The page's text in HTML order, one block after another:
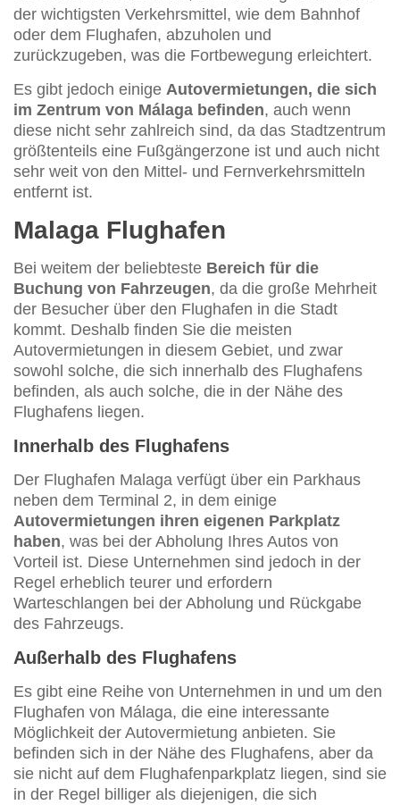
der wichtigsten Verkehrsmittel, wie dem Bahnhof
oder dem Flughafen, abzuholen und
zurückzugeben, was die Fortbewegung erleichtert.
Es gibt jedoch einige Autovermietungen, die sich
im Zentrum von Málaga befinden, auch wenn
diese nicht sehr zahlreich sind, da das Stadtzentrum
größtenteils eine Fußgängerzone ist und auch nicht
sehr weit von den Mittel- und Fernverkehrsmitteln
entfernt ist.
Malaga Flughafen
Bei weitem der beliebteste Bereich für die
Buchung von Fahrzeugen, da die große Mehrheit
der Besucher über den Flughafen in die Stadt
kommt. Deshalb finden Sie die meisten
Autovermietungen in diesem Gebiet, und zwar
sowohl solche, die sich innerhalb des Flughafens
befinden, als auch solche, die in der Nähe des
Flughafens liegen.
Innerhalb des Flughafens
Der Flughafen Malaga verfügt über ein Parkhaus
neben dem Terminal 2, in dem einige
Autovermietungen ihren eigenen Parkplatz
haben, was bei der Abholung Ihres Autos von
Vorteil ist. Diese Unternehmen sind jedoch in der
Regel erheblich teurer und erfordern
Warteschlangen bei der Abholung und Rückgabe
des Fahrzeugs.
Außerhalb des Flughafens
Es gibt eine Reihe von Unternehmen in und um den
Flughafen von Málaga, die eine interessante
Möglichkeit der Autovermietung anbieten. Sie
befinden sich in der Nähe des Flughafens, aber da
sie nicht auf dem Flughafenparkplatz liegen, sind sie
in der Regel billiger als diejenigen, die sich